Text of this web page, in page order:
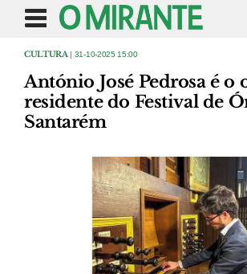
CULTURA | 31-10-2025 15:00
António José Pedrosa é o
residente do Festival de
Santarém